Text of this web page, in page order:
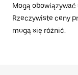
Mogą obowiązywać
Rzeczywiste ceny
mogą się różnić.